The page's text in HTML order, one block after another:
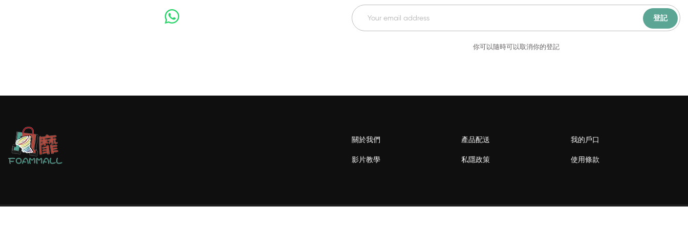
登記
你可以隨時可以取消你的登記
關於我們 產品配送 我的戶口
影片教學 私隱政策 使用條款